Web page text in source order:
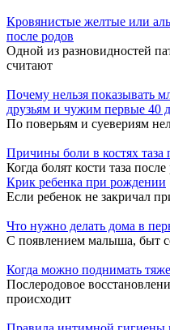
Кровянистые желтые или
после родов
Одной из разновидностей
считают
Почему нельзя показывать
друзьям и чужим первые 40
По поверьям и суевериям
Причины боли в костях таза
Когда болят кости таза
Крик ребенка при рождении
Если ребенок не закричал
Что нужно делать дома в
С появлением малыша, быт
Когда можно поднимать
Послеродовое
происходит